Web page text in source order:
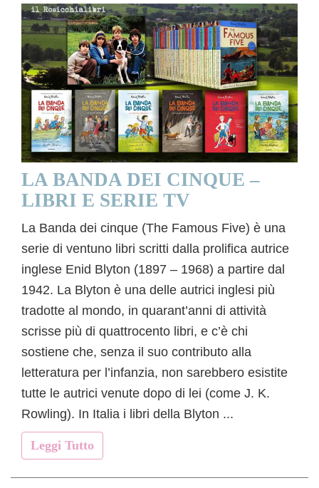
LA BANDA DEI CINQUE –
LIBRI E SERIE TV
La Banda dei cinque (The Famous Five) è una
serie di ventuno libri scritti dalla prolifica autrice
inglese Enid Blyton (1897 – 1968) a partire dal
1942. La Blyton è una delle autrici inglesi più
tradotte al mondo, in quarant’anni di attività
scrisse più di quattrocento libri, e c’è chi
sostiene che, senza il suo contributo alla
letteratura per l’infanzia, non sarebbero esistite
tutte le autrici venute dopo di lei (come J. K.
Rowling). In Italia i libri della Blyton ...
Leggi Tutto